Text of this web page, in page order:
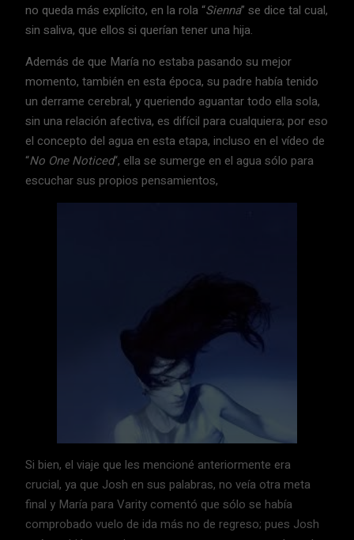
no queda más explícito, en la rola “Sienna” se dice tal cual,
sin saliva, que ellos si querían tener una hija.
Además de que María no estaba pasando su mejor
momento, también en esta época, su padre había tenido
un derrame cerebral, y queriendo aguantar todo ella sola,
sin una relación afectiva, es difícil para cualquiera; por eso
el concepto del agua en esta etapa, incluso en el vídeo de
“No One Noticed“, ella se sumerge en el agua sólo para
escuchar sus propios pensamientos,
Si bien, el viaje que les mencioné anteriormente era
crucial, ya que Josh en sus palabras, no veía otra meta
final y María para Varity comentó que sólo se había
comprobado vuelo de ida más no de regreso; pues Josh